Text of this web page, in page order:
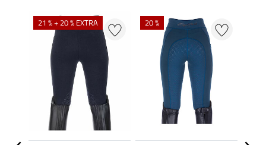
21 % + 20 % EXTRA 20 %